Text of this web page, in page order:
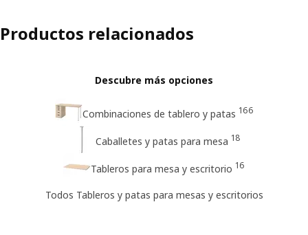
Productos relacionados
Descubre más opciones
Combinaciones de tablero y patas 166
Caballetes y patas para mesa 18
Tableros para mesa y escritorio 16
Todos Tableros y patas para mesas y escritorios